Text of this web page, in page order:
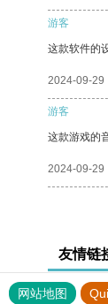
游客
这款软件的
2024-09-29
游客
这款游戏的
2024-09-29
友情链
网站地图